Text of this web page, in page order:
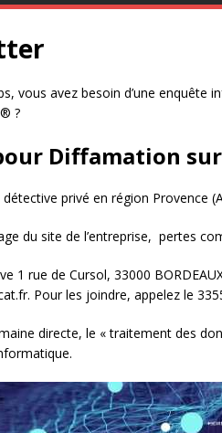
vous avez besoin d’une enquête
?
Diffamation
privé en région Provence
du site de l’entreprise, pertes
1 rue de Cursol, 33000
Pour les joindre, appelez le
directe, le « traitement des